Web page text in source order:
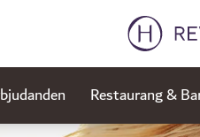
Restaurang &